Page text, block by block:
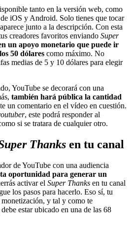
tanto en la versión web, como
iOS y Android. Solo tienes que tocar
junto a la descripción. Con esta
creadores favoritos enviando Super
un apoyo monetario que puede ir
50 dólares como máximo. No
medias de 5 y 10 dólares para elegir
YouTube se decorará con una
también hará pública la cantidad
un comentario en el vídeo en cuestión.
, este podrá responder al
si se tratara de cualquier otro.
Thanks en tu canal
de YouTube con una audiencia
oportunidad para generar un
activar el Super Thanks en tu canal
los pasos para hacerlo. Eso sí, tu
y tal y como te
estar ubicado en una de las 68